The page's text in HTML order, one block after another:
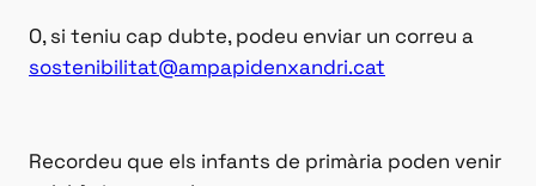
O, si teniu cap dubte, podeu enviar un correu a
sostenibilitat@ampapidenxandri.cat
Recordeu que els infants de primària poden venir